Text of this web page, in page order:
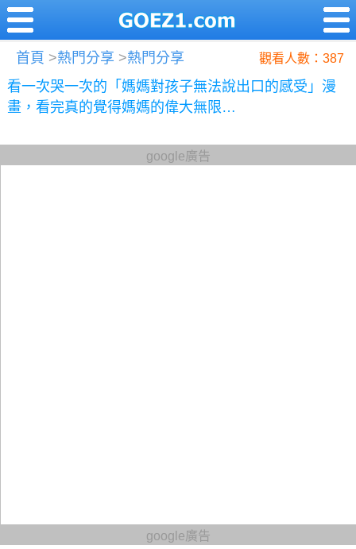
首頁 >熱門分享 >熱門分享 觀看人數：387
看一次哭一次的「媽媽對孩子無法說出口的感受」漫
畫，看完真的覺得媽媽的偉大無限…
google廣告
google廣告